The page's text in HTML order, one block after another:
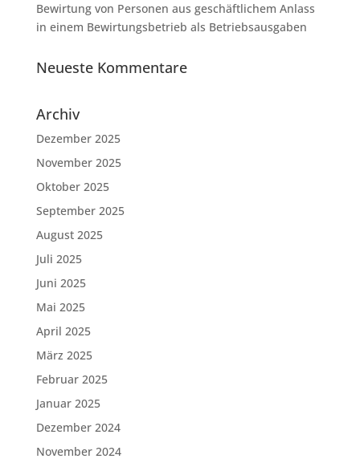
Bewirtung von Personen aus geschäftlichem Anlass
in einem Bewirtungsbetrieb als Betriebsausgaben
Neueste Kommentare
Archiv
Dezember 2025
November 2025
Oktober 2025
September 2025
August 2025
Juli 2025
Juni 2025
Mai 2025
April 2025
März 2025
Februar 2025
Januar 2025
Dezember 2024
November 2024